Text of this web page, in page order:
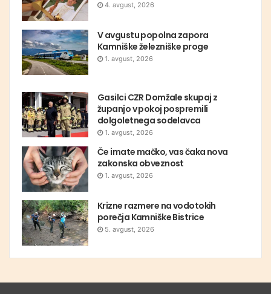
4. avgust, 2026
V avgustu popolna zapora
Kamniške železniške proge
1. avgust, 2026
Gasilci CZR Domžale skupaj z
županjo v pokoj pospremili
dolgoletnega sodelavca
1. avgust, 2026
Če imate mačko, vas čaka nova
zakonska obveznost
1. avgust, 2026
Krizne razmere na vodotokih
porečja Kamniške Bistrice
5. avgust, 2026